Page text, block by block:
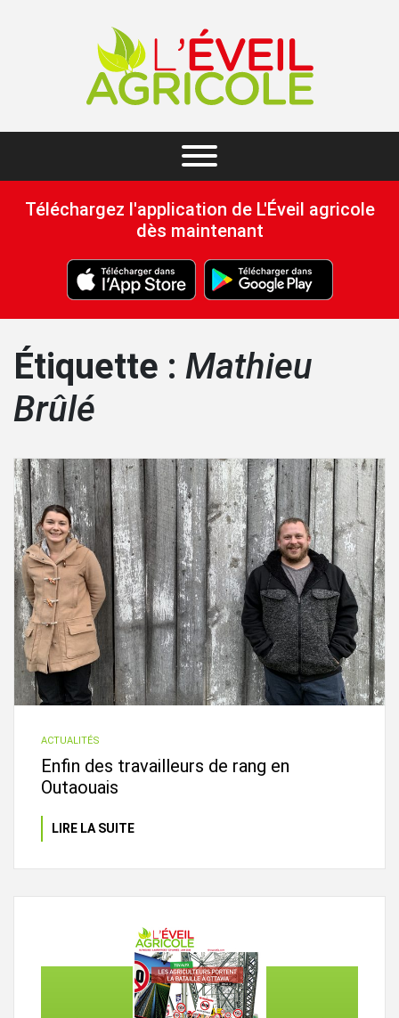
Téléchargez l'application de L'Éveil agricole
dès maintenant
Étiquette : Mathieu
Brûlé
ACTUALITÉS
Enfin des travailleurs de rang en
Outaouais
LIRE LA SUITE